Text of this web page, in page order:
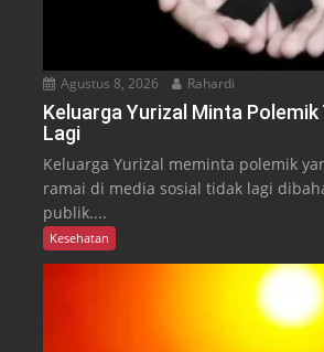
Agustus 8, 2026 Rahardi
Keluarga Yurizal Minta Polemik
Lagi
Keluarga Yurizal meminta polemik
ramai di media sosial tidak lagi
publik....
Kesehatan